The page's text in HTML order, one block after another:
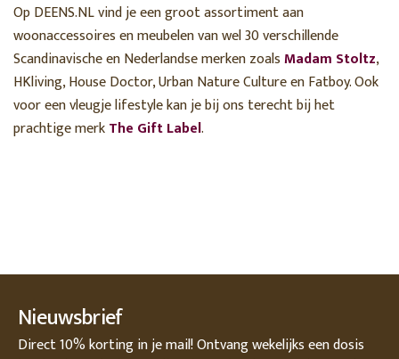
Op DEENS.NL vind je een groot assortiment aan
woonaccessoires en meubelen van wel 30 verschillende
Scandinavische en Nederlandse merken zoalsMadam Stoltz,
HKliving, House Doctor, Urban Nature Culture en Fatboy. Ook
voor een vleugje lifestyle kan je bij ons terecht bij het
prachtige merkThe Gift Label.
Nieuwsbrief
Direct 10% korting in je mail! Ontvang wekelijks een dosis